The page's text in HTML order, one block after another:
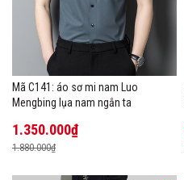
Mã C141: áo sơ mi nam Luo
Mengbing lụa nam ngắn ta
1.350.000₫
1.880.000₫